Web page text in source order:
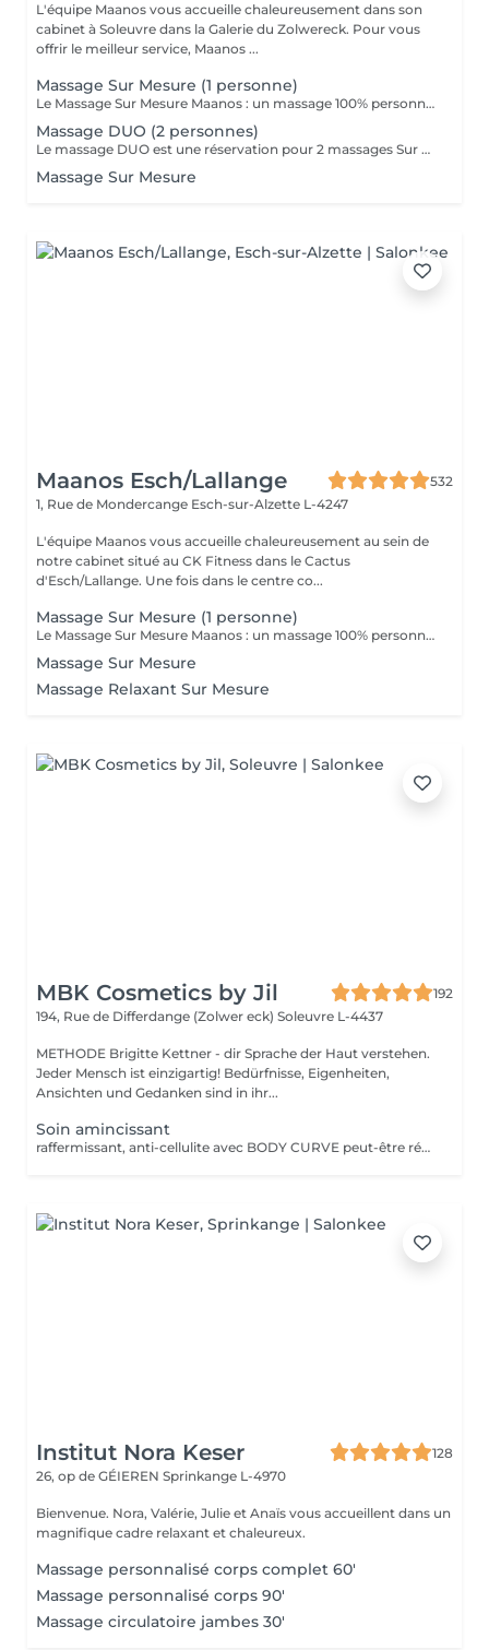
L'équipe Maanos vous accueille chaleureusement dans son
cabinet à Soleuvre dans la Galerie du Zolwereck. Pour vous
offrir le meilleur service, Maanos ...
Massage Sur Mesure (1 personne)
Le Massage Sur Mesure Maanos : un massage 100% personnalisé en fonction de vos besoins et de vos envies !
Massage DUO (2 personnes)
Le massage DUO est une réservation pour 2 massages Sur Mesure, en même temps dans la même cabine. Les 2 personnes pourront personnaliser leurs massages en fonction de leurs envies. Possibilité de demander 2 cabines séparées en arrivant sur place.
Massage Sur Mesure
Maanos Esch/Lallange
532
1, Rue de Mondercange Esch-sur-Alzette L-4247
L'équipe Maanos vous accueille chaleureusement au sein de
notre cabinet situé au CK Fitness dans le Cactus
d'Esch/Lallange. Une fois dans le centre co...
Massage Sur Mesure (1 personne)
Le Massage Sur Mesure Maanos : un massage 100% personnalisé en fonction de vos besoins et de vos envies !
Massage Sur Mesure
Massage Relaxant Sur Mesure
MBK Cosmetics by Jil
192
194, Rue de Differdange (Zolwer eck) Soleuvre L-4437
METHODE Brigitte Kettner - dir Sprache der Haut verstehen.
Jeder Mensch ist einzigartig! Bedürfnisse, Eigenheiten,
Ansichten und Gedanken sind in ihr...
Soin amincissant
raffermissant, anti-cellulite avec BODY CURVE peut-être réalisé en cure, devis à demander sur place
Institut Nora Keser
128
26, op de GÉIEREN Sprinkange L-4970
Bienvenue. Nora, Valérie, Julie et Anaïs vous accueillent dans un
magnifique cadre relaxant et chaleureux.
Massage personnalisé corps complet 60'
Massage personnalisé corps 90'
Massage circulatoire jambes 30'